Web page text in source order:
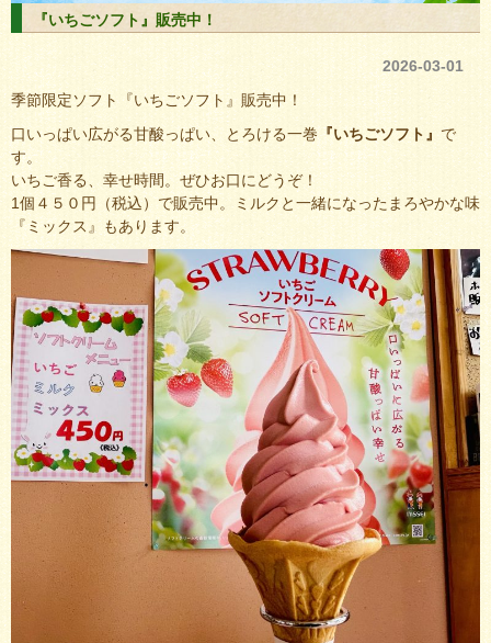
『いちごソフト』販売中！
2026-03-01
季節限定ソフト『いちごソフト』販売中！
口いっぱい広がる甘酸っぱい、とろける一巻『いちごソフト』 で
す。
いちご香る、幸せ時間。ぜひお口にどうぞ！
1個４５０円（税込）で販売中。ミルクと一緒になったまろやかな味
『ミックス』もあります。